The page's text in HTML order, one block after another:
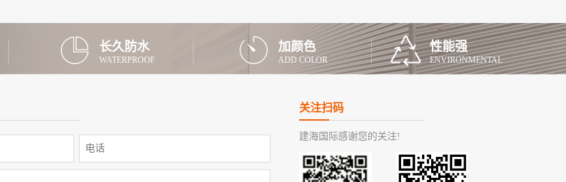
长久防水
WATERPROOF
加颜色
ADD COLOR
性能强
ENVIRONMENTAL
关注扫码
建海国际感谢您的关注!